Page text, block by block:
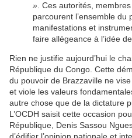
» . Ces autorités,
parcourent l’ensemble du
manifestations et
faire allégeance à l’idée
Rien ne justifie aujourd’hui le
République du Congo. Cette
du pouvoir de Brazzaville ne
et viole les valeurs
autre chose que de la dictature
L’OCDH saisit cette occasion
République, Denis Sassou